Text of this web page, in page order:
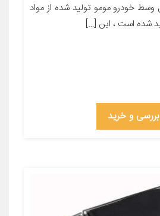
خودرو مومو تولید شده از مواد
بررسی و خرید